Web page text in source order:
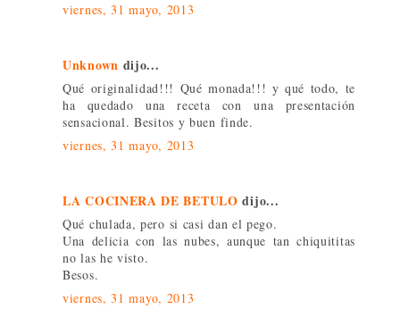
viernes, 31 mayo, 2013
Unknown dijo...
Qué originalidad!!! Qué monada!!! y qué todo, te
ha quedado una receta con una presentación
sensacional. Besitos y buen finde.
viernes, 31 mayo, 2013
LA COCINERA DE BETULO dijo...
Qué chulada, pero si casi dan el pego.
Una delicia con las nubes, aunque tan chiquititas
no las he visto.
Besos.
viernes, 31 mayo, 2013